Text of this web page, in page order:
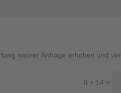
meiner Anfrage erhoben und
8 + 14 =